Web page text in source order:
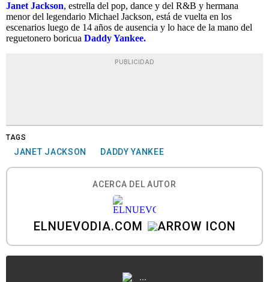
Janet Jackson, estrella del pop, dance y del R&B y hermana
menor del legendario Michael Jackson, está de vuelta en los
escenarios luego de 14 años de ausencia y lo hace de la mano del
reguetonero boricua Daddy Yankee.
PUBLICIDAD
TAGS
JANET JACKSON DADDY YANKEE
ACERCA DEL AUTOR
ELNUEVODIA.COM
...